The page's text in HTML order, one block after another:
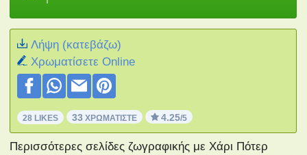
Λήψη (κατεβάζω)
Xρωματίσετε Online
28 LIKES 33 ΧΡΩΜΑΤΊΣΤΕ 4.25/5
Περισσότερες σελίδες ζωγραφικής με Χάρι Πότερ